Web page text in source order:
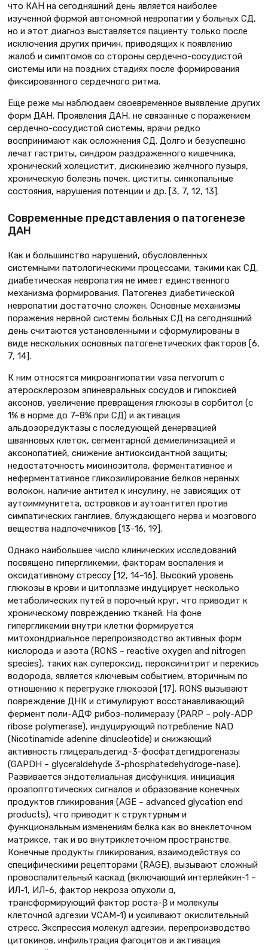
что КАН на сегодняшний день является наиболее
изученной формой автономной невропатии у больных СД,
но и этот диагноз выставляется пациенту только после
исключения других причин, приводящих к появлению
жалоб и симптомов со стороны сердечно-сосудистой
системы или на поздних стадиях после формирования
фиксированного сердечного ритма.
Еще реже мы наблюдаем своевременное выявление других
форм ДАН. Проявления ДАН, не связанные с поражением
сердечно-сосудистой системы, врачи редко
воспринимают как осложнения СД. Долго и безуспешно
лечат гастриты, синдром раздраженного кишечника,
хронический холецистит, дискинезию желчного пузыря,
хроническую болезнь почек, циститы, синкопальные
состояния, нарушения потенции и др. [3, 7, 12, 13].
Современные представления о патогенезе
ДАН
Как и большинство нарушений, обусловленных
системными патологическими процессами, такими как СД,
диабетическая невропатия не имеет единственного
механизма формирования. Патогенез диабетической
невропатии достаточно сложен. Основные механизмы
поражения нервной системы больных СД на сегодняшний
день считаются установленными и сформулированы в
виде нескольких основных патогенетических факторов [6,
7, 14].
К ним относятся микроангиопатии vasa nervorum с
атеросклерозом эпиневральных сосудов и гипоксией
аксонов, увеличение превращения глюкозы в сорбитол (с
1% в норме до 7–8% при СД) и активация
альдозоредуктазы с последующей денервацией
шванновых клеток, сегментарной демиелинизацией и
аксонопатией, снижение антиоксидантной защиты;
недостаточность миоинозитола, ферментативное и
неферментативное гликозилирование белков нервных
волокон, наличие антител к инсулину, не зависящих от
аутоиммунитета, островков и аутоантител против
симпатических ганглиев, блуждающего нерва и мозгового
вещества надпочечников [13–16, 19].
Однако наибольшее число клинических исследований
посвящено гипергликемии, факторам воспаления и
оксидативному стрессу [12, 14–16]. Высокий уровень
глюкозы в крови и цитоплазме индуцирует несколько
метаболических путей в порочный круг, что приводит к
хроническому повреждению тканей. На фоне
гипергликемии внутри клетки формируется
митохондриальное перепроизводство активных форм
кислорода и азота (RONS – reactive oxygen and nitrogen
species), таких как супероксид, пероксинитрит и перекись
водорода, является ключевым событием, вторичным по
отношению к перегрузке глюкозой [17]. RONS вызывают
повреждение ДНК и стимулируют восстанавливающий
фермент поли-АДФ рибоз-полимеразу (PARP – poly-ADP
ribose polymerase), индуцирующий потребление NAD
(Nicotinamide adenine dinucleotide) и снижающий
активность глицеральдегид-3-фосфатдегидрогеназы
(GAPDH – glyceraldehyde 3-phosphatedehydroge-nase).
Развивается эндотелиальная дисфункция, инициация
проапоптотических сигналов и образование конечных
продуктов гликирования (AGE – advanced glycation end
products), что приводит к структурным и
функциональным изменениям белка как во внеклеточном
матриксе, так и во внутриклеточном пространстве.
Конечные продукты гликирования, взаимодействуя со
специфическими рецепторами (RAGE), вызывают сложный
провоспалительный каскад (включающий интерлейкин-1 –
ИЛ-1, ИЛ-6, фактор некроза опухоли α,
трансформирующий фактор роста-β и молекулы
клеточной адгезии VCAM-1) и усиливают окислительный
стресс. Экспрессия молекул адгезии, перепроизводство
цитокинов, инфильтрация фагоцитов и активация